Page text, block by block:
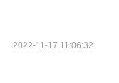
2022-11-17 11:06:32